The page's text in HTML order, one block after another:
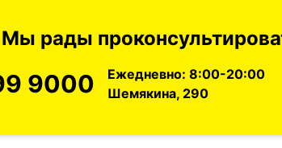
рады
9000
Ежедневно: 8:00-20:00
Шемякина, 290